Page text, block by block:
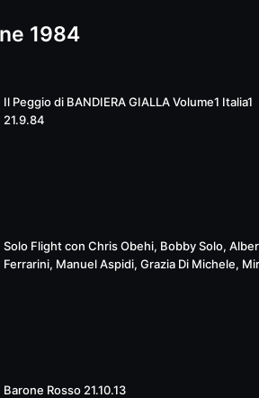
1984
Il Peggio di BANDIERA GIALLA Volume1 Italia1
21.9.84
Solo Flight con Chris Obehi, Bobby Solo,
Ferrarini, Manuel Aspidi, Grazia Di Michele,
Barone Rosso 21.10.13